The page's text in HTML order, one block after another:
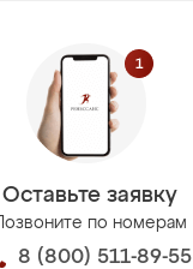
Оставьте заявку
Позвоните по номерам
8 (800) 511-89-55